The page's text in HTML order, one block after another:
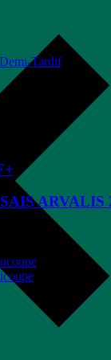
Tardif
ARVALIS